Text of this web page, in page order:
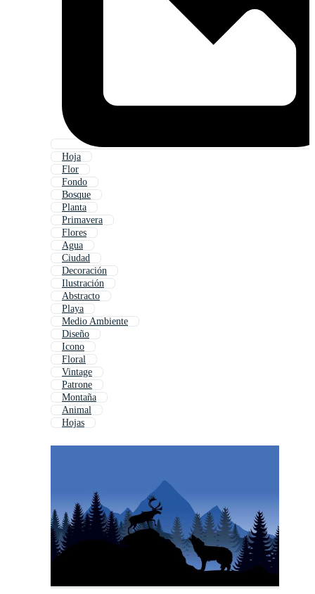
Hoja
Flor
Fondo
Bosque
Planta
Primavera
Flores
Agua
Ciudad
Decoración
Ilustración
Abstracto
Playa
Medio Ambiente
Diseño
Icono
Floral
Vintage
Patrone
Montaña
Animal
Hojas